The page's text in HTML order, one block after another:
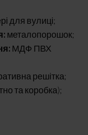
для вулиці;
металопорошок;
МДФ ПВХ
решітка;
та коробка);